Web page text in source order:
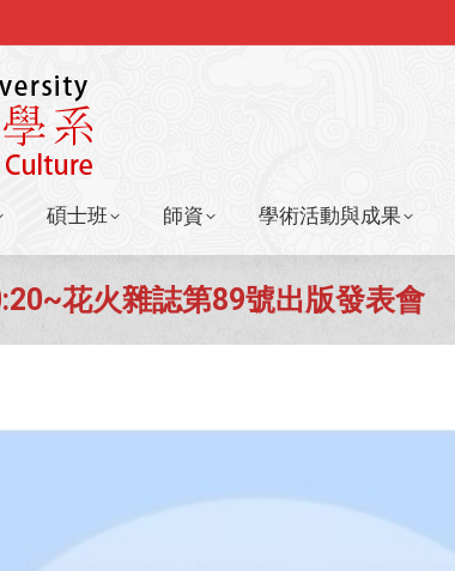
碩士班 師資 學術活動與成果
花火雜誌第89號出版發表會
碩士班 師資 學術活動與成果